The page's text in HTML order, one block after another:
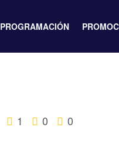
PROGRAMACIÓN
1 0 0